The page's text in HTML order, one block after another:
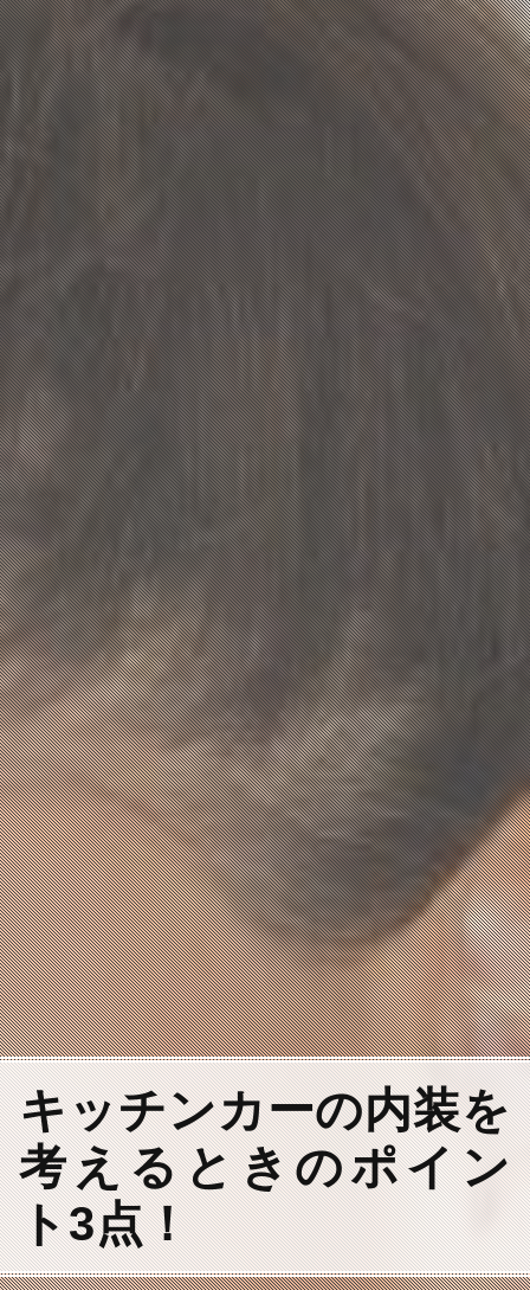
キッチンカーの内装を
考えるときのポイン
ト3点！